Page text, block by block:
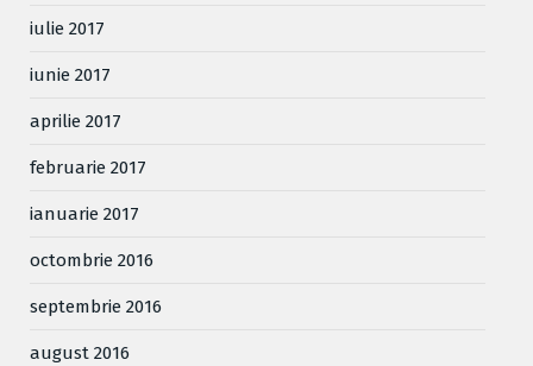
iulie 2017
iunie 2017
aprilie 2017
februarie 2017
ianuarie 2017
octombrie 2016
septembrie 2016
august 2016